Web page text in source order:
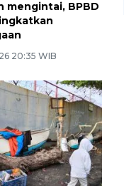
mengintai, BPBD
20:35 WIB